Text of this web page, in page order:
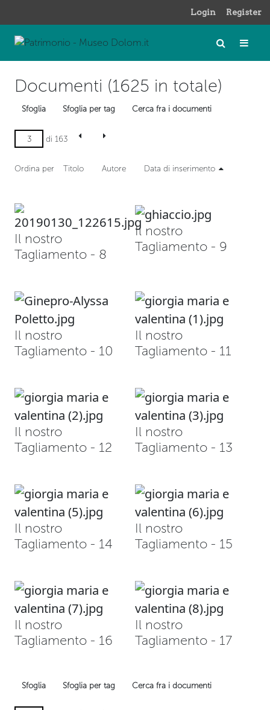
Login Register
Documenti (1625 in totale)
Sfoglia Sfoglia per tag Cerca fra i documenti
di 163
Ordina per Titolo Autore Data di inserimento
Il nostro
Tagliamento - 8
Il nostro
Tagliamento - 9
Il nostro
Tagliamento - 10
Il nostro
Tagliamento - 11
Il nostro
Tagliamento - 12
Il nostro
Tagliamento - 13
Il nostro
Tagliamento - 14
Il nostro
Tagliamento - 15
Il nostro
Tagliamento - 16
Il nostro
Tagliamento - 17
Sfoglia Sfoglia per tag Cerca fra i documenti